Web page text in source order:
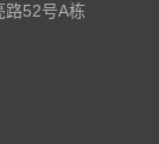
52号A栋